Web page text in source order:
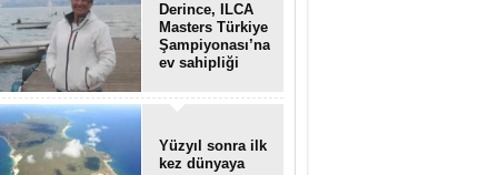
Derince, ILCA
Masters Türkiye
Şampiyonası’na
ev sahipliği
Yüzyıl sonra ilk
kez dünyaya